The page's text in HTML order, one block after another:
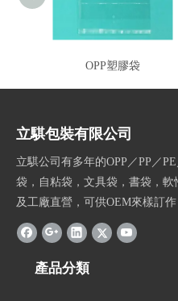
OPP塑膠袋
立騏包裝有限公司
立騏公司有多年的OPP／PP／
袋，自粘袋，文具袋，書袋，
及工廠直營，可供OEM來樣訂作
產品分類